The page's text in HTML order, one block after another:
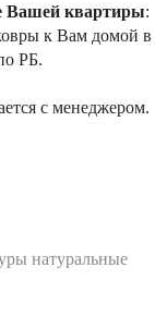
Вашей квартиры:
к Вам домой в
РБ.
с менеджером.
натуральные